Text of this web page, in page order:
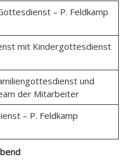
– P. Feldkamp
mit Kindergottesdienst
und
der Mitarbeiter
– P. Feldkamp